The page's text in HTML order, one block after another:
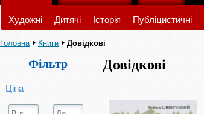
Художні Дитячі Історія Публіцистичні
Головна Книги Довідкові
Фільтр
Ціна
Довідкові